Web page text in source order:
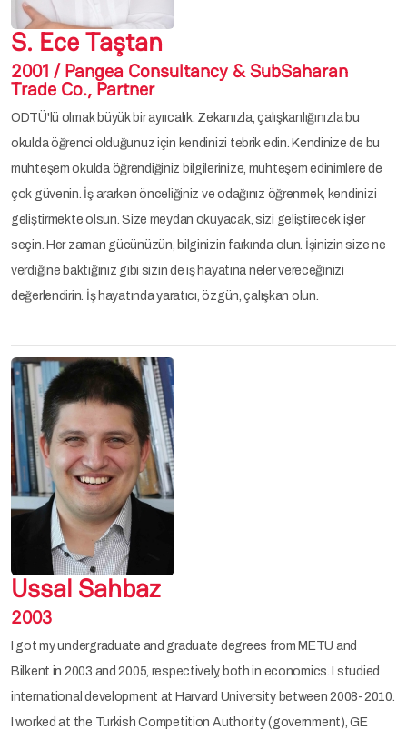
S. Ece Taştan
2001 / Pangea Consultancy & SubSaharan
Trade Co., Partner
ODTÜ'lü olmak büyük bir ayrıcalık. Zekanızla, çalışkanlığınızla bu
okulda öğrenci olduğunuz için kendinizi tebrik edin. Kendinize de bu
muhteşem okulda öğrendiğiniz bilgilerinize, muhteşem edinimlere de
çok güvenin. İş ararken önceliğiniz ve odağınız öğrenmek, kendinizi
geliştirmekte olsun. Size meydan okuyacak, sizi geliştirecek işler
seçin. Her zaman gücünüzün, bilginizin farkında olun. İşinizin size ne
verdiğine baktığınız gibi sizin de iş hayatına neler vereceğinizi
değerlendirin. İş hayatında yaratıcı, özgün, çalışkan olun.
Ussal Sahbaz
2003
I got my undergraduate and graduate degrees from METU and
Bilkent in 2003 and 2005, respectively, both in economics. I studied
international development at Harvard University between 2008-2010.
I worked at the Turkish Competition Authority (government), GE